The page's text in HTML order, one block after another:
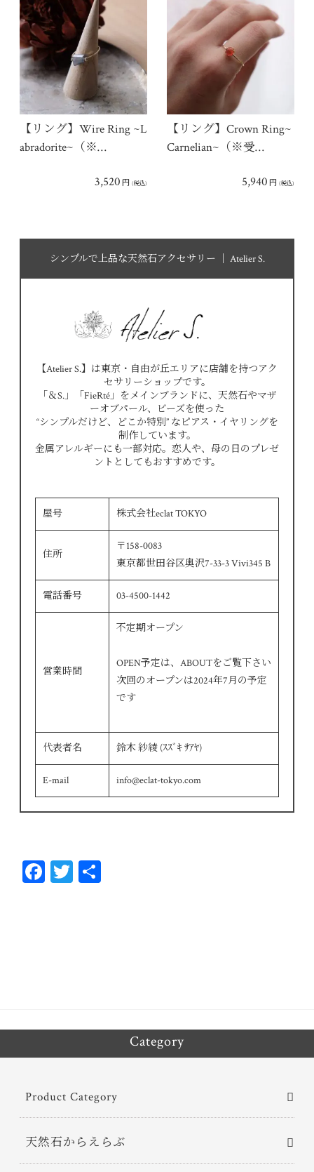
【リング】Wire Ring ~L
abradorite~（※…
3,520 円 (税込)
【リング】Crown Ring~
Carnelian~（※受…
5,940 円 (税込)
シンプルで上品な天然石アクセサリー │ Atelier S.
【Atelier S.】は東京・自由が丘エリアに店舗を持つアク
セサリーショップです。
「＆S.」「FieRté」をメインブランドに、天然石やマザ
ーオブパール、ビーズを使った
“シンプルだけど、どこか特別” なピアス・イヤリングを
制作しています。
金属アレルギーにも一部対応。恋人や、母の日のプレゼ
ントとしてもおすすめです。
屋号 株式会社eclat TOKYO
住所
〒158-0083
東京都世田谷区奥沢7-33-3 Vivi345 B
電話番号 03-4500-1442
営業時間
不定期オープン
OPEN予定は、ABOUTをご覧下さい
次回のオープンは2024年7月の予定
です
代表者名 鈴木 紗綾 (ｽｽﾞｷ ｻｱﾔ)
E-mail info@eclat-tokyo.com
Fa T
Category
Product Category
天然石からえらぶ